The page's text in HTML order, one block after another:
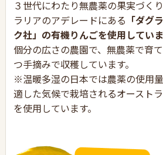
３世代にわたり無農薬の果実づく
ラリアのアデレードにある 「ダグ
ク社」の有機りんごを使用していま
個分の広さの農園で、無農薬で育
つ手摘みで収穫しています。
※温暖多湿の日本では農薬の使用量
適した気候で栽培されるオースト
を使用しています。